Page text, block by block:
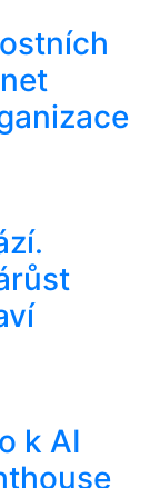
k AI